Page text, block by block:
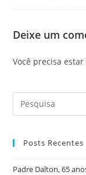
Deixe um
Você precisa estar
Posts Recentes
Padre Dalton, 65